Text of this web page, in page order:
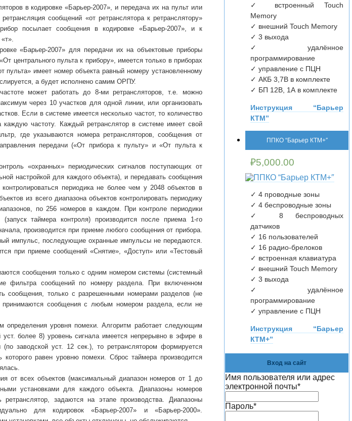
в кодировке «Барьер-2007», и передача их на пульт или
сообщений «от ретранслятора к ретранслятору»
посылает сообщения в кодировке «Барьер-2007», и к
«Барьер-2007» для передачи их на объектовые приборы
центрального пульта к прибору», имеется только в приборах
пульта» имеет номер объекта равный номеру установленному
а будет исполнено самим ОРПУ.
может работать до 8-ми ретрансляторов, т.е. можно
через 10 участков для одной линии, или организовать
Если в системе имеется несколько частот, то количество
частоту. Каждый ретранслятор в системе имеет свой
где указываются номера ретрансляторов, сообщения от
передачи («От прибора к пульту» и «От пульта к
«охранных» периодических сигналов поступающих от
настройкой для каждого объекта), и передавать сообщения
периодика не более чем у 2048 объектов в
из всего диапазона объектов контролировать периодику
по 256 номеров в каждом. При контроле периодики
таймера контроля) производится после приема 1-го
производится при приеме любого сообщения от прибора.
импульс, последующие охранные импульсы не передаются.
при приеме сообщений «Снятие», «Доступ» или «Тестовый
сообщения только с одним номером системы (системный
фильтра сообщений по номеру раздела. При включенном
сообщения, только с разрешенными номерами разделов (не
сообщения с любым номером раздела, если не
определения уровня помехи. Алгоритм работает следующим
уст. более 8) уровень сигнала имеется непрерывно в эфире в
(по заводской уст. 12 сек.), то ретранслятором формируется
равен уровню помехи. Сброс таймера производится
от всех объектов (максимальный диапазон номеров от 1 до
установками для каждого объекта. Диапазоны номеров
задаются на этапе производства. Диапазоны
для кодировок «Барьер-2007» и «Барьер-2000».
✓ встроенный Touch
Memory
✓ внешний Touch Memory
✓ 3 выхода
✓ удалённое
программирование
✓ управление с ПЦН
✓ АКБ 3,7В в комплекте
✓ БП 12В, 1А в комплекте
Инструкция “Барьер
КТМ”
ППКО “Барьер КТМ+″
₽5,000.00
✓ 4 проводные зоны
✓ 4 беспроводные зоны
✓ 8 беспроводных
датчиков
✓ 16 пользователей
✓ 16 радио-брелоков
✓ встроенная клавиатура
✓ внешний Touch Memory
✓ 3 выхода
✓ удалённое
программирование
✓ управление с ПЦН
Инструкция “Барьер
КТМ+”
Вход на сайт
Имя пользователя или адрес
электронной почты*
Пароль*